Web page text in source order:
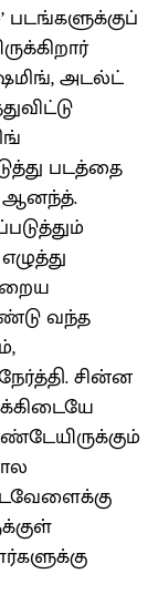
படங்களுக்குப்
அடல்ட்
படத்தை
ஆனந்த்.
வந்த
சின்ன